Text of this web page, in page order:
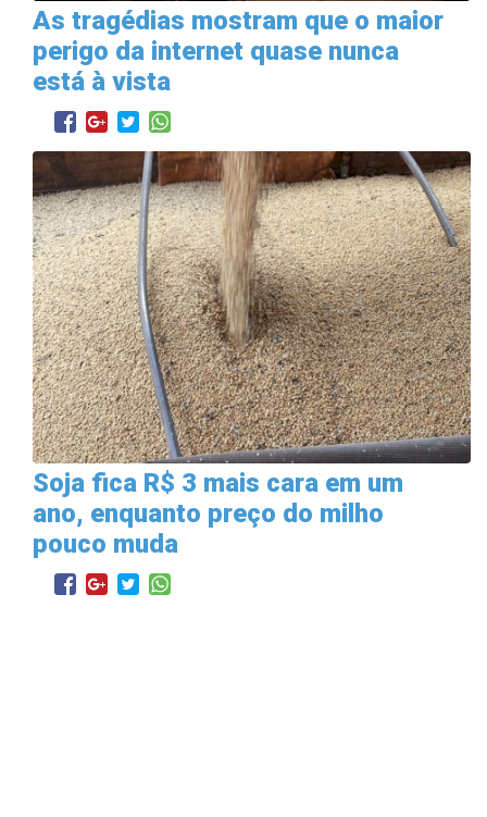
As tragédias mostram que o maior
perigo da internet quase nunca
está à vista
Soja fica R$ 3 mais cara em um
ano, enquanto preço do milho
pouco muda